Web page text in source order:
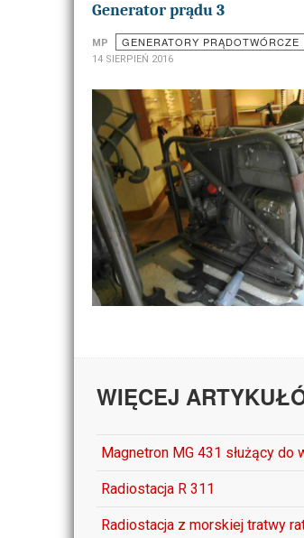
Generator prądu 3
MP GENERATORY PRĄDOTWÓRCZE
14 SIERPIEŃ 2016
WIĘCEJ
Magnetron MG 431 służący
Radiostacja R 311
Radiostacja z morskiej tratwy